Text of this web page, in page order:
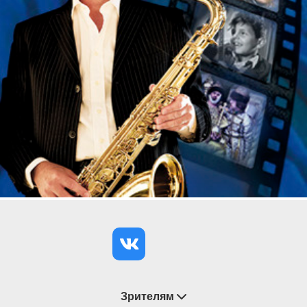
история о том, как был убит герой. Впрочем, было
ли это убийство реальным или только
метафорическим, сказать сложно. «Пушкинский
дом» – это роман-матрёшка. В нём всё
переплетено: и исторический контекст, и судьбы
героев, и размышления автора, занимающие
значительную часть повествования.
Многосоставную конструкцию
экспериментального спектакля объединяет взгляд
художественного руководителя постановки.
Григорий Козлов находит в этой истории свою
собственную, свойственную ему одному оптику.
Через весь спектакль он проводит мысль о том,
от предательства и трусости до признания личной
ответственности и совершения поступка. Так
выходит в жизнь…Зрителям